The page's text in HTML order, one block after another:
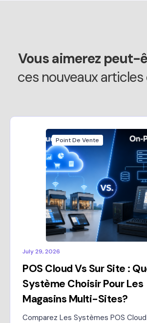
Vous aimerez peut-
ces nouveaux
Point De Vente
July 29, 2026
POS Cloud Vs Sur Site :
Système Choisir Pour Les
Magasins Multi-Sites?
Comparez Les Systèmes POS